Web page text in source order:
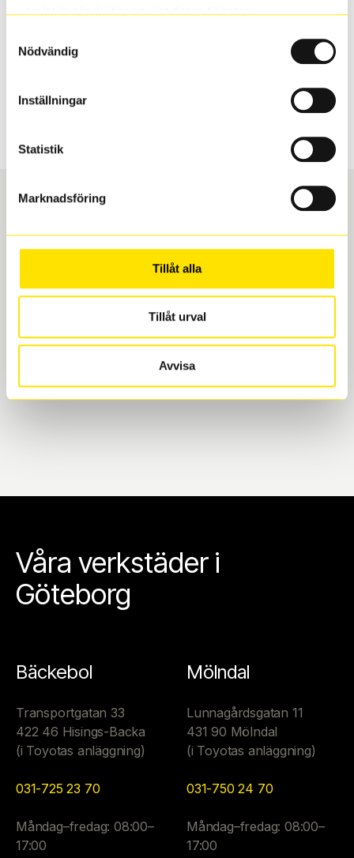
Nödvändig
Inställningar
Statistik
Marknadsföring
Tillåt alla
Tillåt urval
Avvisa
inte vara samma dimension som bilen hade ut från
Boka och hämta hos Däckspecialen
När du beställer dina nya däck eller fälgar hos oss
levereras de direkt till någon av våra däckverkstäder i
Göteborg. Välj mellan Hisingen (Bäckebol) eller
Mölndal. I beställningen anger du datum och tid för
vi till att de uppfyller alla krav för en säker körning.
Våra verkstäder i
Göteborg
Bäckebol
Transportgatan 33
422 46 Hisings-Backa
(i Toyotas anläggning)
031-725 23 70
Måndag–fredag: 08:00–
17:00
Mölndal
Lunnagårdsgatan 11
431 90 Mölndal
(i Toyotas anläggning)
031-750 24 70
Måndag–fredag: 08:00–
17:00